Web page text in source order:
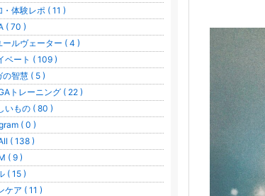
・体験レポ ( 11 )
( 70 )
ールヴェーター ( 4 )
ベート ( 109 )
の智慧 ( 5 )
トレーニング ( 22 )
いもの ( 80 )
( 0 )
( 138 )
( 9 )
( 15 )
ケア ( 11 )